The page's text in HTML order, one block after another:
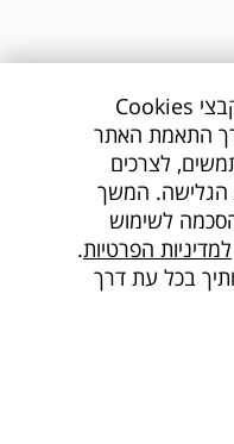
האתר עושה שימוש בקבצי Cookies
התאמת האתר
לצרכים
הגלישה. המשך
לשימוש
למדיניות הפרטיות.
בכל עת דרך